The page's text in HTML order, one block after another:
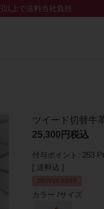
以上で送料当社負担
ツイード切替牛
25,300
税込
付与ポイント: 253
送料込
2BUY10％OFF
カラー サイズ